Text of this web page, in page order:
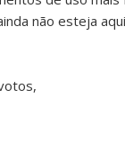
não esteja